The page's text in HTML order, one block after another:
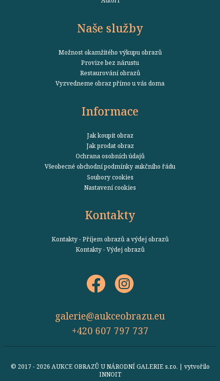
Naše služby
Možnost okamžitého výkupu obrazů
Provize bez nárustu
Restaurování obrazů
Vyzvedneme obraz přímo u vás doma
Informace
Jak koupit obraz
Jak prodat obraz
Ochrana osobních údajů
Všeobecné obchodní podmínky aukčního řádu
Soubory cookies
Nastavení cookies
Kontakty
Kontakty - Příjem obrazů a výdej obrazů
Kontakty - Výdej obrazů
galerie@aukceobrazu.eu
+420 607 797 737
© 2017 - 2026 AUKCE OBRAZŮ U NÁRODNÍ GALERIE s.r.o. | vytvořilo
INNOIT